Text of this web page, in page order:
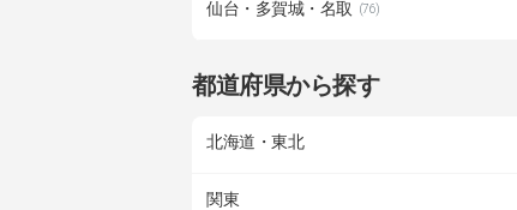
仙台・多賀城・名取 (76)
都道府県から探す
北海道・東北
関東